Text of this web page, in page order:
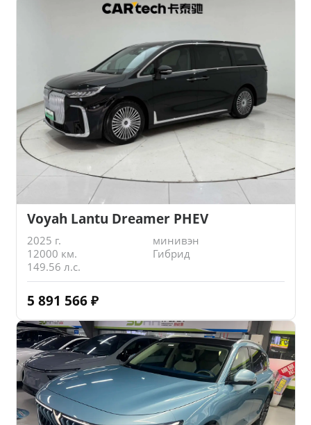
Voyah Lantu Dreamer PHEV
2025 г.
минивэн
12000 км.
Гибрид
149.56 л.с.
5 891 566 ₽